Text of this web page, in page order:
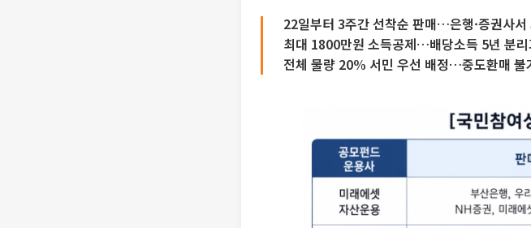
22일부터 3주간 선착순 판매…은행·증권사서
최대 1800만원 소득공제…배당소득 5년 분리
전체 물량 20% 서민 우선 배정…중도환매 불